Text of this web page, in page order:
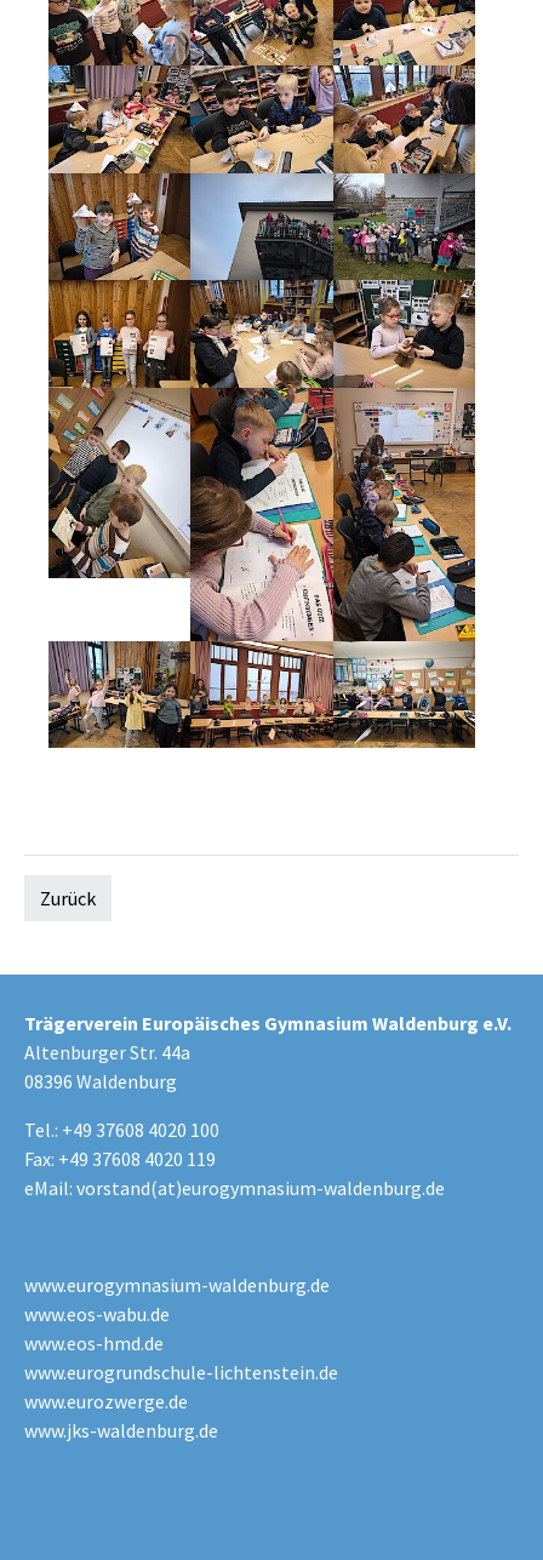
Zurück
Trägerverein Europäisches Gymnasium Waldenburg e.V.
Altenburger Str. 44a
08396 Waldenburg
Tel.: +49 37608 4020 100
Fax: +49 37608 4020 119
eMail: vorstand(at)eurogymnasium-waldenburg.de
www.eurogymnasium-waldenburg.de
www.eos-wabu.de
www.eos-hmd.de
www.eurogrundschule-lichtenstein.de
www.eurozwerge.de
www.jks-waldenburg.de